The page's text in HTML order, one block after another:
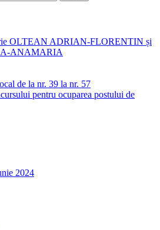
OLTEAN ADRIAN-FLORENTIN și
ANAMARIA
de la nr. 39 la nr. 57
pentru ocuparea postului de
2024